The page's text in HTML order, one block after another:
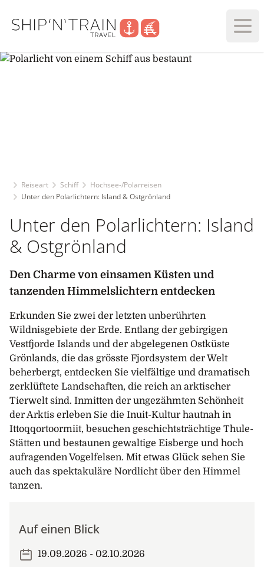
Reiseart Schiff
Hochsee-/Polarreisen
Unter den Polarlichtern: Island & Ostgrönland
Unter den Polarlichtern: Island
& Ostgrönland
Den Charme von einsamen Küsten und
tanzenden Himmelslichtern entdecken
Erkunden Sie zwei der letzten unberührten
Wildnisgebiete der Erde. Entlang der gebirgigen
Vestfjorde Islands und der abgelegenen Ostküste
Grönlands, die das grösste Fjordsystem der Welt
beherbergt, entdecken Sie vielfältige und dramatisch
zerklüftete Landschaften, die reich an arktischer
Tierwelt sind. Inmitten der ungezähmten Schönheit
der Arktis erleben Sie die Inuit-Kultur hautnah in
Ittoqqortoormiit, besuchen geschichtsträchtige Thule-
Stätten und bestaunen gewaltige Eisberge und hoch
aufragenden Vogelfelsen. Mit etwas Glück sehen Sie
auch das spektakuläre Nordlicht über den Himmel
tanzen.
Auf einen Blick
19.09.2026 - 02.10.2026